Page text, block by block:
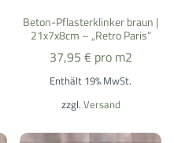
Beton-Pflasterklinker braun |
21x7x8cm – „Retro Paris“
37,95 € pro m2
Enthält 19% MwSt.
zzgl. Versand